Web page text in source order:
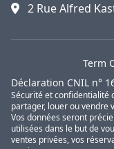
2 Rue Alfred
Term
Déclaration CNIL n°
Sécurité et confidentialité
partager, louer ou vendre
Vos données seront
utilisées dans le but de
ventes privées, vos